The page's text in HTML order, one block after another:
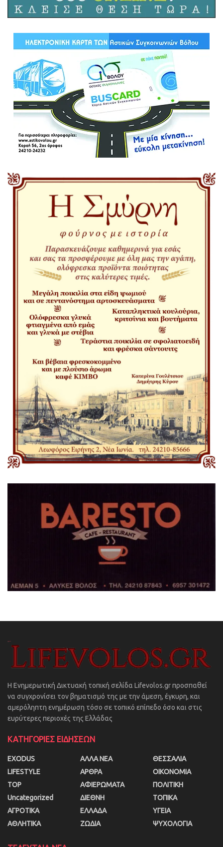
Η Ενημερωτική Δικτυακή τοπική σελίδα Lifevolos.gr προσπαθεί
να συγχρονίσει τον βηματισμό της με την άμεση, έγκυρη, και
αμερόληπτη ενημέρωση τόσο σε τοπικό επίπεδο όσο και στις
ευρύτερες περιοχές της Ελλάδας
ΚΑΤΗΓΟΡΙΕΣ ΕΙΔΗΣΕΩΝ
EXODUS
LIFESTYLE
TOP
Uncategorized
ΑΓΡΟΤΙΚΑ
ΑΘΛΗΤΙΚΑ
ΑΛΛΑ ΝΕΑ
ΑΡΘΡΑ
ΑΦΙΕΡΩΜΑΤΑ
ΔΙΕΘΝΗ
ΕΛΛΑΔΑ
ΖΩΔΙΑ
ΘΕΣΣΑΛΙΑ
ΟΙΚΟΝΟΜΙΑ
ΠΟΛΙΤΙΚΗ
ΤΟΠΙΚΑ
ΥΓΕΙΑ
ΨΥΧΟΛΟΓΙΑ